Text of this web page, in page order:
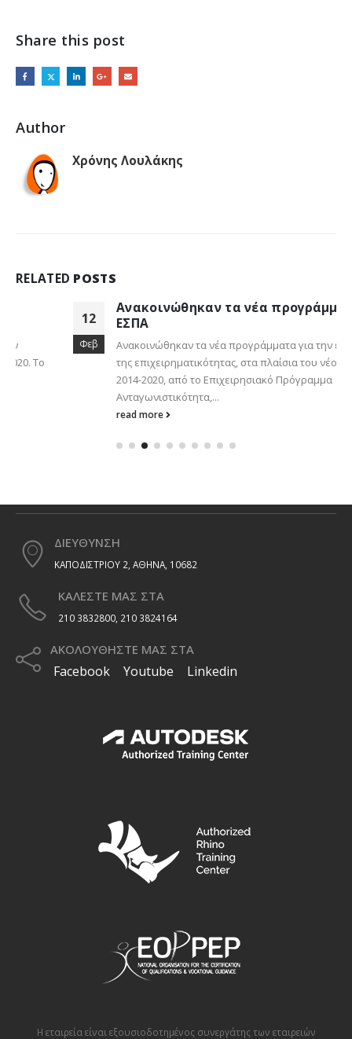
Share this post
Author
Χρόνης Λουλάκης
RELATED POSTS
Ανακοινώθηκαν τα νέα προγράμματα
ΕΣΠΑ
Ανακοινώθηκαν τα νέα προγράμματα για την ενίσχυση
της επιχειρηματικότητας, στα πλαίσια του νέου ΕΣΠΑ
2014-2020, από το Επιχειρησιακό Πρόγραμμα
Ανταγωνιστικότητα,...
ΔΙΕΥΘΥΝΣΗ
ΚΑΠΟΔΙΣΤΡΙΟΥ 2, ΑΘΗΝΑ, 10682
ΚΑΛΕΣΤΕ ΜΑΣ ΣΤΑ
210 3832800, 210 3824164
ΑΚΟΛΟΥΘΗΣΤΕ ΜΑΣ ΣΤΑ
Facebook Youtube Linkedin
Η εταιρεία είναι εξουσιοδοτημένος συνεργάτης των εταιρειών